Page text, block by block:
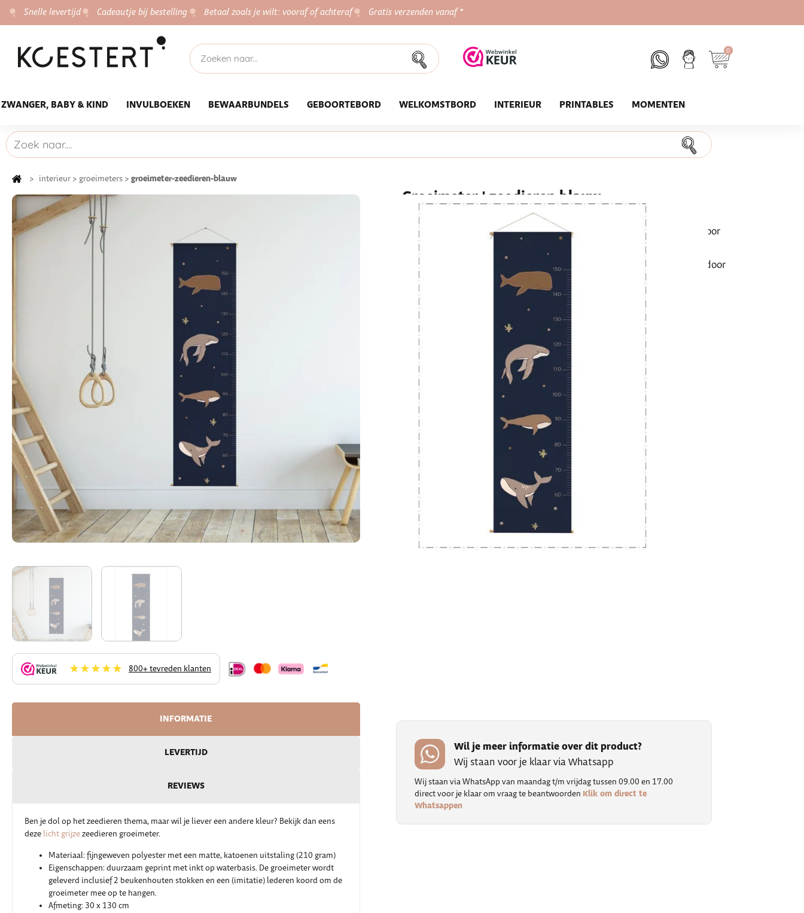
Snelle levertijd Cadeautje bij bestelling Betaal zoals je wilt: vooraf of achteraf Gratis verzenden vanaf *
0
ZWANGER, BABY & KIND INVULBOEKEN BEWAARBUNDELS GEBOORTEBORD WELKOMSTBORD INTERIEUR PRINTABLES MOMENTEN
> interieur > groeimeters > groeimeter-zeedieren-blauw
★★★★★ 800+ tevreden klanten
Groeimeter | zeedieren blauw
Deze groeimeter is onze favoriet, omdat de zeedieren van de
donkerblauw achtergrond af spatten! Echt een prachtige eycatcher voor
op de baby- of kinderkamer, om de groei van je kindje op een stijlvolle
manier bij te kunnen houden. De groeimeter start op 60 cm en loopt door
tot 150 cm, zo heb je er lang plezier van.
★★★★★
28,95
INFORMATIE
LEVERTIJD
REVIEWS
Ben je dol op het zeedieren thema, maar wil je liever een andere kleur? Bekijk dan eens
deze licht grijzezeedieren groeimeter.
Materiaal: fijngeweven polyester met een matte, katoenen uitstaling (210 gram)
Eigenschappen: duurzaam geprint met inkt op waterbasis. De groeimeter wordt
geleverd inclusief 2 beukenhouten stokken en een (imitatie) lederen koord om de
groeimeter mee op te hangen.
Afmeting: 30 x 130 cm
Wil je meer informatie over dit product?
Wij staan voor je klaar via Whatsapp
Wij staan via WhatsApp van maandag t/m vrijdag tussen 09.00 en 17.00
direct voor je klaar om vraag te beantwoorden Klik om direct te
Whatsappen